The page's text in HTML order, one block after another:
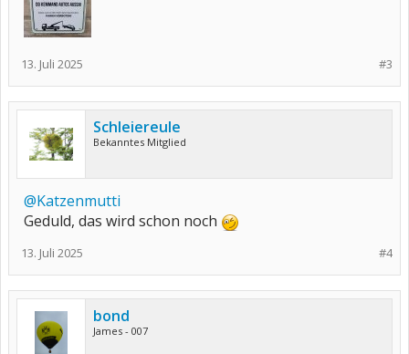
#3
13. Juli 2025
Schleiereule
Bekanntes Mitglied
@Katzenmutti
Geduld, das wird schon noch
#4
13. Juli 2025
bond
James - 007